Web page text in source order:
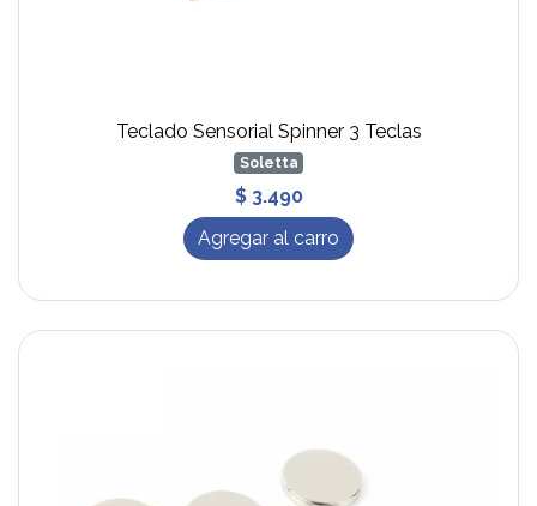
Teclado Sensorial Spinner 3 Teclas
Soletta
$ 3.490
Agregar al carro